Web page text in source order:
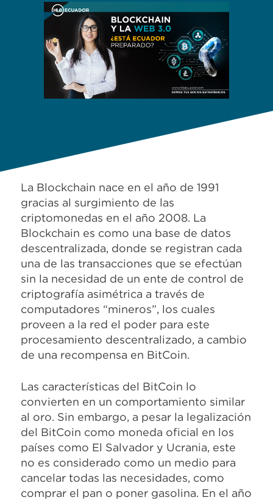
La Blockchain nace en el año de 1991
gracias al surgimiento de las
criptomonedas en el año 2008. La
Blockchain es como una base de datos
descentralizada, donde se registran cada
una de las transacciones que se efectúan
sin la necesidad de un ente de control de
criptografía asimétrica a través de
computadores “mineros”, los cuales
proveen a la red el poder para este
procesamiento descentralizado, a cambio
de una recompensa en BitCoin.
Las características del BitCoin lo
convierten en un comportamiento similar
al oro. Sin embargo, a pesar la legalización
del BitCoin como moneda oficial en los
países como El Salvador y Ucrania, este
no es considerado como un medio para
cancelar todas las necesidades, como
comprar el pan o poner gasolina. En el año